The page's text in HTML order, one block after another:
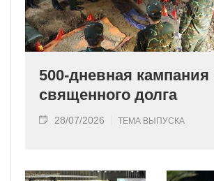
500-дневная
священного долга
28/07/2026 ТЕМА ВЫПУСКА